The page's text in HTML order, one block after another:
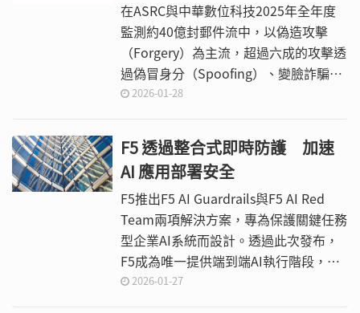
在ASRC與中華數位科技2025年全年度
監測約40億封郵件流中，以偽造攻擊
（Forgery）為主流，超過六成的攻擊透
過偽冒身分（Spoofing）、變臉詐騙
（BEC）來欺騙收件人。
2026-01-28
F5 透過整合式即時防護 加速
AI 應用部署安全
F5推出F5 AI Guardrails與F5 AI Red
Team兩項解決方案，專為保護關鍵任務
型企業AI系統而設計。透過此次發布，
F5成為唯一提供端到端AI執行階段，安
全生命週期防護的供應商，透過內建與
2026-01-27